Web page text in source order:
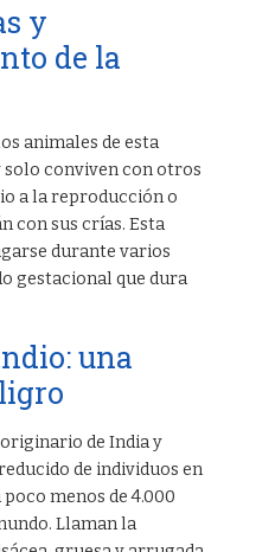
y
de la
animales de esta
conviven con otros
a la reproducción o
con sus crías. Esta
durante varios
gestacional que dura
una
de India y
de individuos en
menos de 4.000
Llaman la